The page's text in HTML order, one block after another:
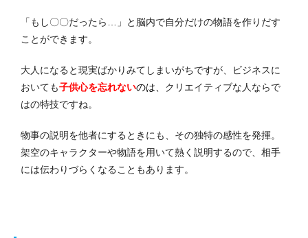
「もし〇〇だったら…」と脳内で自分だけの物語を作りだす
ことができます。
大人になると現実ばかりみてしまいがちですが、ビジネスに
おいても子供心を忘れないのは、 クリエイティブな人ならで
はの特技ですね。
物事の説明を他者にするときにも、その独特の感性を発揮。
架空のキャラクターや物語を用いて熱く説明するので、相手
には伝わりづらくなることもあります。